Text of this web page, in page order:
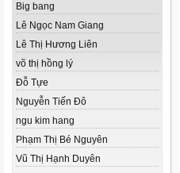
Big bang
Lê Ngọc Nam Giang
Lê Thị Hương Liên
võ thị hồng lý
Đỗ Tựe
Nguyễn Tiến Đô
ngu kim hang
Phạm Thị Bé Nguyên
Vũ Thị Hạnh Duyên